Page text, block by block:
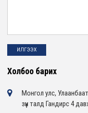
Холбоо барих
Монгол улс,
зүүн талд Гандирс 4